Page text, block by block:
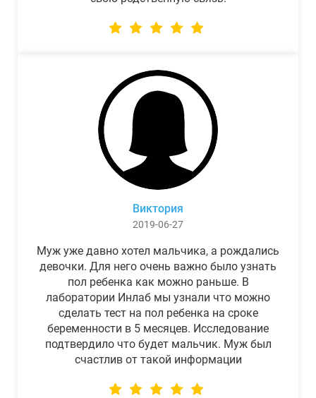
Виктория
2019-06-27
Муж уже давно хотел мальчика, а рождались
девочки. Для него очень важно было узнать
пол ребенка как можно раньше. В
лаборатории Инлаб мы узнали что можно
сделать тест на пол ребенка на сроке
беременности в 5 месяцев. Исследование
подтвердило что будет мальчик. Муж был
счастлив от такой информации